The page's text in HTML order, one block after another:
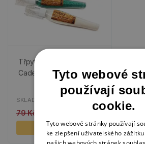
Třpytky v tužce
Cadence
SKLADEM
79 Kč
6 variant
Tyto webové
používají
cookie.
Tyto webové stránky používají
ke zlepšení uživatelského